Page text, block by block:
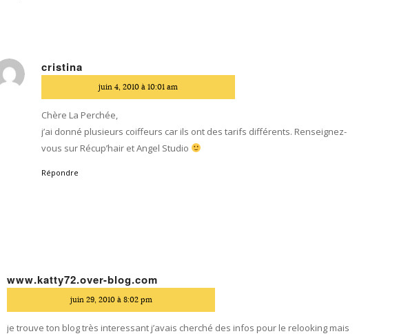
cristina
juin 4, 2010 à 10:01 am
Chère La Perchée,
j’ai donné plusieurs coiffeurs car ils ont des tarifs différents. Renseignez-
vous sur Récup’hair et Angel Studio
Répondre
www.katty72.over-blog.com
juin 29, 2010 à 8:02 pm
je trouve ton blog très interessant j’avais cherché des infos pour le relooking mais